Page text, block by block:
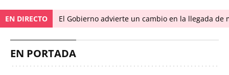
EN DIRECTO El Gobierno advierte un cambio en la llegada
EN PORTADA